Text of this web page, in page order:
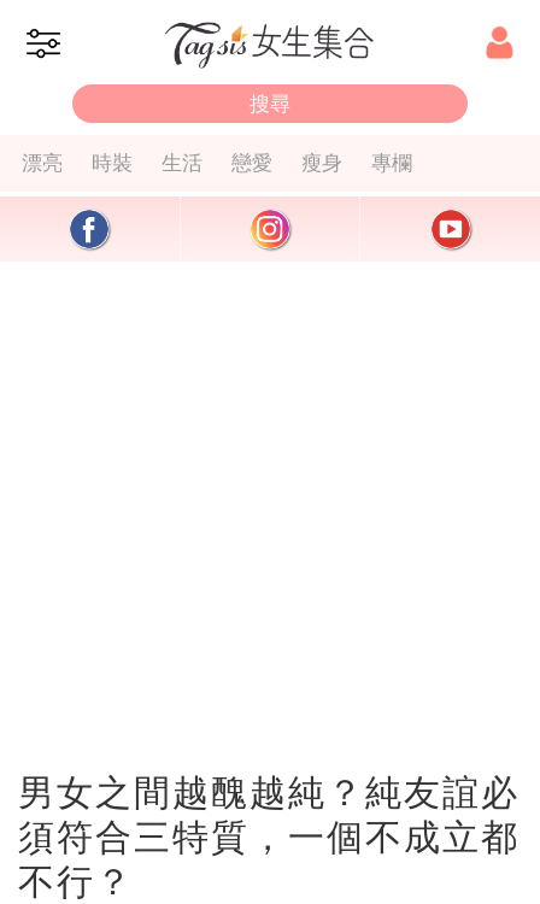
漂亮 時裝 生活 戀愛 瘦身 專欄
男女之間越醜越純？純友誼必
須符合三特質，一個不成立都
不行？